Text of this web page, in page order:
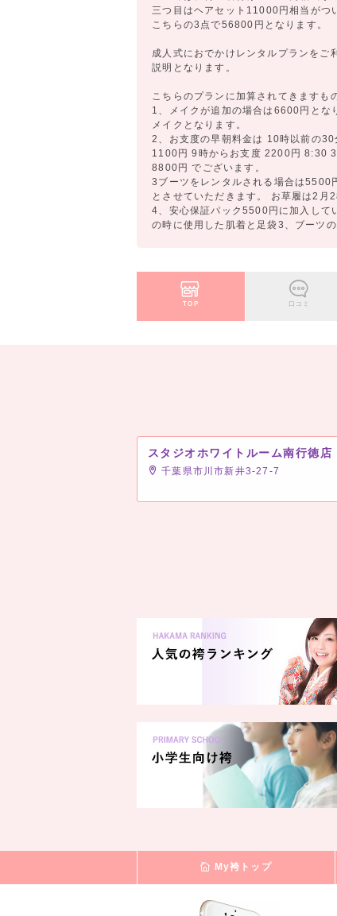
三つ目はヘアセット11000円相当がつ
こちらの3点で56800円となります。
成人式におでかけレンタルプランを
説明となります。
こちらのプランに加算されてきますも
1、メイクが追加の場合は6600円とな
メイクとなります。
2、お支度の早朝料金は 10時以前の
1100円 9時からお支度 2200円
8800円 でございます。
3ブーツをレンタルされる場合は5500
とさせていただきます。 お草履は2月
4、安心保証パック5500円に加入して
の時に使用した肌着と足袋3、ブーツ
TOP 口コミ
スタジオホワイトルーム南行徳店
千葉県市川市新井3-27-7
My袴トップ